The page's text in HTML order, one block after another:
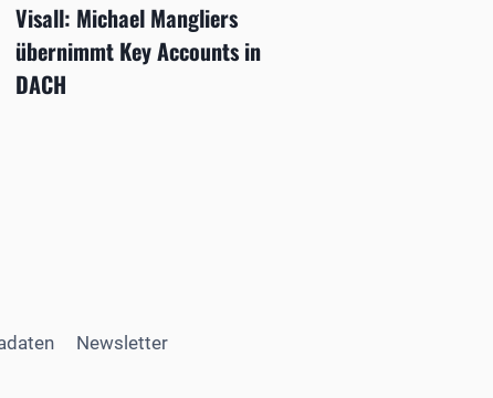
Visall: Michael Mangliers
übernimmt Key Accounts in
DACH
Newsletter